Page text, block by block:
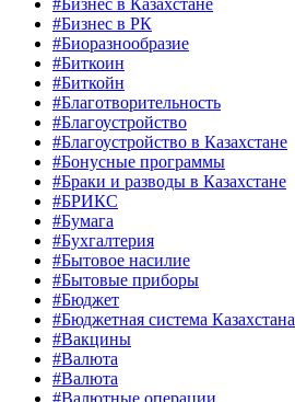
#Бизнес в РК
#Биоразнообразие
#Биткоин
#Биткойн
#Благотворительность
#Благоустройство
#Благоустройство в Казахстане
#Бонусные программы
#Браки и разводы в Казахстане
#БРИКС
#Бумага
#Бухгалтерия
#Бытовое насилие
#Бытовые приборы
#Бюджет
#Бюджетная система Казахстана
#Вакцины
#Валюта
#Валюта
#Валютные операции